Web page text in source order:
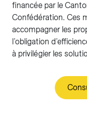
financée par le
Confédération. Ces
accompagner les
l’obligation
à privilégier les